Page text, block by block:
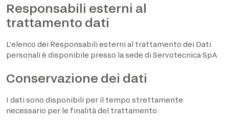
Responsabili esterni al
trattamento dati
L’elenco dei Responsabili esterni al trattamento dei Dati
personali è disponibile presso la sede di Servotecnica SpA
Conservazione dei dati
I dati sono disponibili per il tempo strettamente
necessario per le finalità del trattamento.